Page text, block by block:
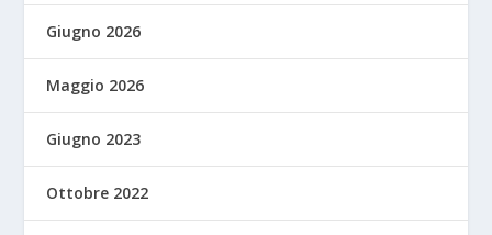
Giugno 2026
Maggio 2026
Giugno 2023
Ottobre 2022